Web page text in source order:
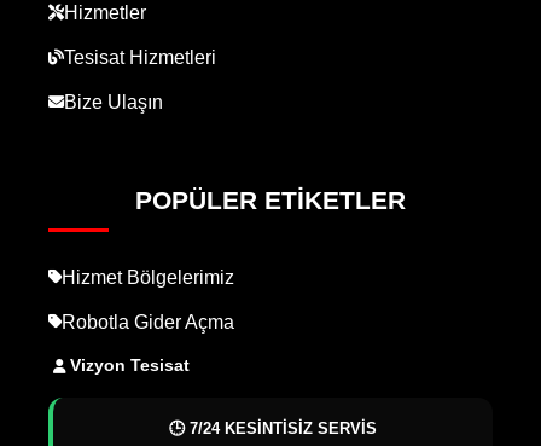
Hizmetler
Tesisat Hizmetleri
Bize Ulaşın
POPÜLER ETIKETLER
Hizmet Bölgelerimiz
Robotla Gider Açma
Vizyon Tesisat
🕒 7/24 KESİNTİSİZ SERVİS